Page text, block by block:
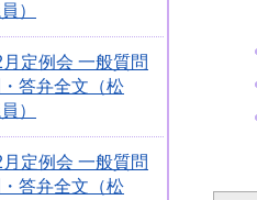
）
定例会 一般質問
答弁全文（松
）
定例会 一般質問
答弁全文（松